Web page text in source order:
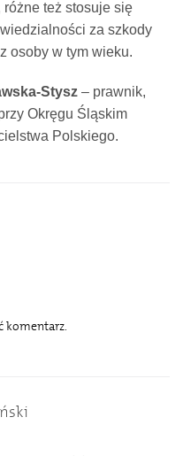
też stosuje się
za szkody
osoby w tym wieku.
Stysz– prawnik,
Okręgu Śląskim
Polskiego.
komentarz.